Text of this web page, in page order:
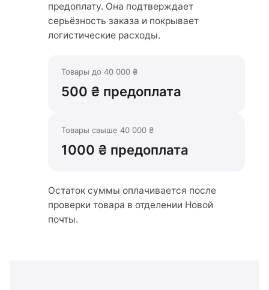
предоплату. Она подтверждает
серьёзность заказа и покрывает
логистические расходы.
Товары до 40 000 ₴
500 ₴ предоплата
Товары свыше 40 000 ₴
1000 ₴ предоплата
Остаток суммы оплачивается после
проверки товара в отделении Новой
почты.